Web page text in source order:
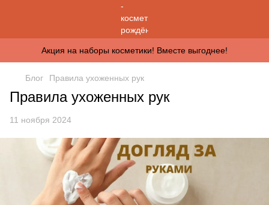
Акция на наборы косметики! Вместе выгоднее!
Блог Правила ухоженных рук
Правила ухоженных рук
11 ноября 2024